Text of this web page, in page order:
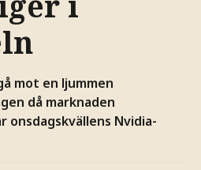
mot en ljummen
då marknaden
Nvidia-